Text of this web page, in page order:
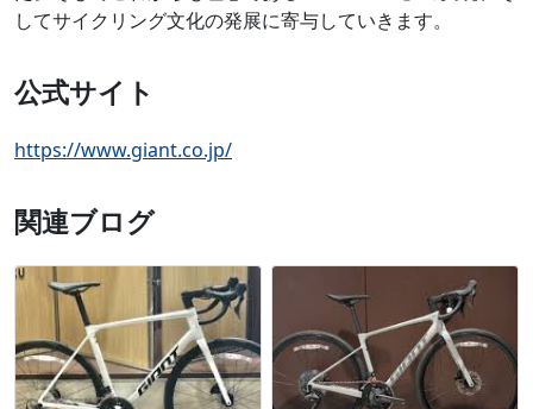
してサイクリング文化の発展に寄与していきます。
公式サイト
https://www.giant.co.jp/
関連ブログ